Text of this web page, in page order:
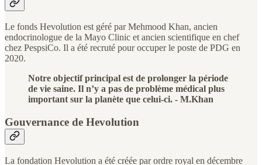
Le fonds Hevolution est géré par Mehmood Khan, ancien
endocrinologue de la Mayo Clinic et ancien scientifique en chef
chez PespsiCo. Il a été recruté pour occuper le poste de PDG en
2020.
Notre objectif principal est de prolonger la période
de vie saine. Il n’y a pas de problème médical plus
important sur la planète que celui-ci. - M.Khan
Gouvernance de Hevolution
La fondation Hevolution a été créée par ordre royal en décembre